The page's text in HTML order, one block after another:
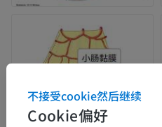
Cookie偏好
不接受cookie然后继续